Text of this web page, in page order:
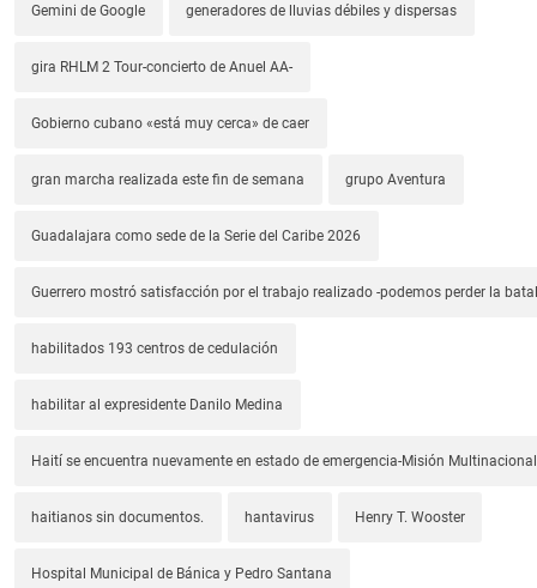
Gemini de Google generadores de lluvias débiles y dispersas
gira RHLM 2 Tour-concierto de Anuel AA-
Gobierno cubano «está muy cerca» de caer
gran marcha realizada este fin de semana grupo Aventura
Guadalajara como sede de la Serie del Caribe 2026
Guerrero mostró satisfacción por el trabajo realizado -podemos perder la
habilitados 193 centros de cedulación
habilitar al expresidente Danilo Medina
Haití se encuentra nuevamente en estado de emergencia-Misión
haitianos sin documentos. hantavirus Henry T. Wooster
Hospital Municipal de Bánica y Pedro Santana